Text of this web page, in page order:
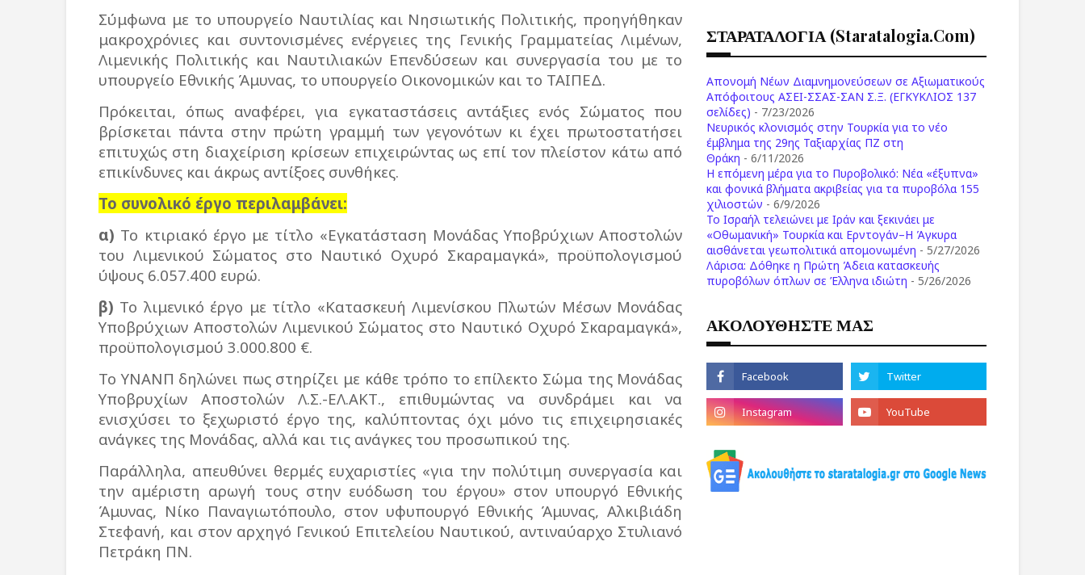
Σύμφωνα με το υπουργείο Ναυτιλίας και Νησιωτικής Πολιτικής, προηγήθηκαν
μακροχρόνιες και συντονισμένες ενέργειες της Γενικής Γραμματείας Λιμένων,
Λιμενικής Πολιτικής και Ναυτιλιακών Επενδύσεων και συνεργασία του με το
υπουργείο Εθνικής Άμυνας, το υπουργείο Οικονομικών και το ΤΑΙΠΕΔ.
Πρόκειται, όπως αναφέρει, για εγκαταστάσεις αντάξιες ενός Σώματος που
βρίσκεται πάντα στην πρώτη γραμμή των γεγονότων κι έχει πρωτοστατήσει
επιτυχώς στη διαχείριση κρίσεων επιχειρώντας ως επί τον πλείστον κάτω από
επικίνδυνες και άκρως αντίξοες συνθήκες.
Το συνολικό έργο περιλαμβάνει:
α) Το κτιριακό έργο με τίτλο «Εγκατάσταση Μονάδας Υποβρύχιων Αποστολών
του Λιμενικού Σώματος στο Ναυτικό Οχυρό Σκαραμαγκά», προϋπολογισμού
ύψους 6.057.400 ευρώ.
β) Το λιμενικό έργο με τίτλο «Κατασκευή Λιμενίσκου Πλωτών Μέσων Μονάδας
Υποβρύχιων Αποστολών Λιμενικού Σώματος στο Ναυτικό Οχυρό Σκαραμαγκά»,
προϋπολογισμού 3.000.800 €.
Το ΥΝΑΝΠ δηλώνει πως στηρίζει με κάθε τρόπο το επίλεκτο Σώμα της Μονάδας
Υποβρυχίων Αποστολών Λ.Σ.-ΕΛ.ΑΚΤ., επιθυμώντας να συνδράμει και να
ενισχύσει το ξεχωριστό έργο της, καλύπτοντας όχι μόνο τις επιχειρησιακές
ανάγκες της Μονάδας, αλλά και τις ανάγκες του προσωπικού της.
Παράλληλα, απευθύνει θερμές ευχαριστίες «για την πολύτιμη συνεργασία και
την αμέριστη αρωγή τους στην ευόδωση του έργου» στον υπουργό Εθνικής
Άμυνας, Νίκο Παναγιωτόπουλο, στον υφυπουργό Εθνικής Άμυνας, Αλκιβιάδη
Στεφανή, και στον αρχηγό Γενικού Επιτελείου Ναυτικού, αντιναύαρχο Στυλιανό
Πετράκη ΠΝ.
ΣΤΑΡΑΤΑΛΟΓΙΑ (staratalogia.com)
Απονομή Νέων Διαμνημονεύσεων σε Αξιωματικούς
Απόφοιτους ΑΣΕΙ-ΣΣΑΣ-ΣΑΝ Σ.Ξ. (ΕΓΚΥΚΛΙΟΣ 137
σελίδες) - 7/23/2026
Νευρικός κλονισμός στην Τουρκία για το νέο
έμβλημα της 29ης Ταξιαρχίας ΠΖ στη
Θράκη - 6/11/2026
Η επόμενη μέρα για το Πυροβολικό: Νέα «έξυπνα»
και φονικά βλήματα ακριβείας για τα πυροβόλα 155
χιλιοστών - 6/9/2026
Το Ισραήλ τελειώνει με Ιράν και ξεκινάει με
«Οθωμανική» Τουρκία και Ερντογάν–Η Άγκυρα
αισθάνεται γεωπολιτικά απομονωμένη - 5/27/2026
Λάρισα: Δόθηκε η Πρώτη Άδεια κατασκευής
πυροβόλων όπλων σε Έλληνα ιδιώτη - 5/26/2026
ΑΚΟΛΟΥΘΗΣΤΕ ΜΑΣ